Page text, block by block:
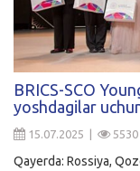
BRICS-SCO
yoshdagilar
15.07.2025 | 5530
Qayerda: Rossiya,